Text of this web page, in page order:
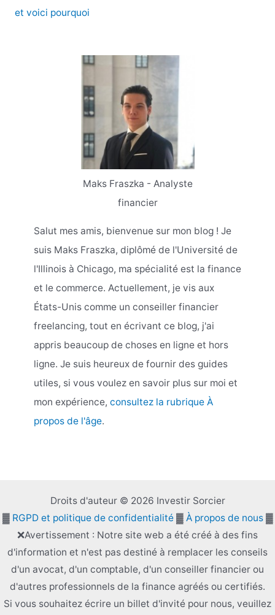
et voici pourquoi
Maks Fraszka - Analyste
financier
Salut mes amis, bienvenue sur mon blog ! Je
suis Maks Fraszka, diplômé de l'Université de
l'Illinois à Chicago, ma spécialité est la finance
et le commerce. Actuellement, je vis aux
États-Unis comme un conseiller financier
freelancing, tout en écrivant ce blog, j'ai
appris beaucoup de choses en ligne et hors
ligne. Je suis heureux de fournir des guides
utiles, si vous voulez en savoir plus sur moi et
mon expérience, consultez la rubrique À
propos de l'âge.
Droits d'auteur © 2026 Investir Sorcier
▓ RGPD et politique de confidentialité▓ À propos de nous▓
❌Avertissement : Notre site web a été créé à des fins
d'information et n'est pas destiné à remplacer les conseils
d'un avocat, d'un comptable, d'un conseiller financier ou
d'autres professionnels de la finance agréés ou certifiés.
Si vous souhaitez écrire un billet d'invité pour nous, veuillez